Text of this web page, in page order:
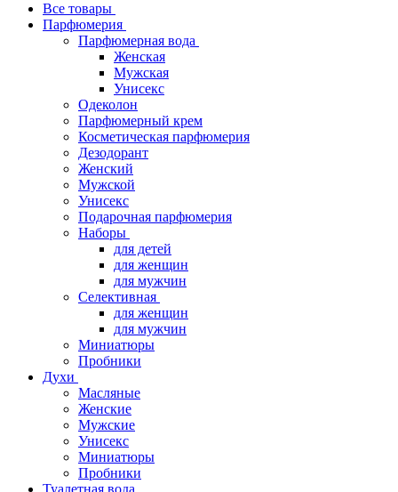
Все товары
Парфюмерия
Парфюмерная вода
Женская
Мужская
Унисекс
Одеколон
Парфюмерный крем
Косметическая парфюмерия
Дезодорант
Женский
Мужской
Унисекс
Подарочная парфюмерия
Наборы
для детей
для женщин
для мужчин
Селективная
для женщин
для мужчин
Миниатюры
Пробники
Духи
Масляные
Женские
Мужские
Унисекс
Миниатюры
Пробники
Туалетная вода